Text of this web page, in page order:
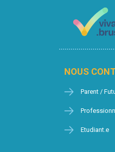
NOUS
Parent /
Etudiant.e